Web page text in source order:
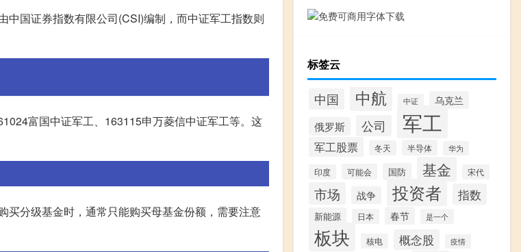
国证券指数有限公司(CSI)编制，而中证军工指数则
富国中证军工、163115申万菱信中证军工等。这
买分级基金时，通常只能购买母基金份额，需要注意
标签云
中国 中航 中证 乌克兰
俄罗斯 公司 军工
军工股票 冬天 半导体 华为
印度 可能会 国防 基金 宋代
市场 战争 投资者 指数
新能源 日本 春节 是一个
板块 核电 概念股 疫情